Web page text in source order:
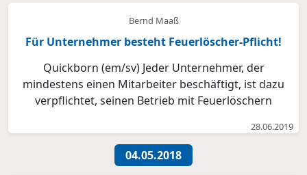
Bernd Maaß
Für Unternehmer besteht Feuerlöscher-Pflicht!
Quickborn (em/sv) Jeder Unternehmer, der
mindestens einen Mitarbeiter beschäftigt, ist dazu
verpflichtet, seinen Betrieb mit Feuerlöschern
jedoch alle zwei Jahre sachkundig prüfen zu lassen.
Dies gilt unabhängig davon, ob es sich um ein
Produktionsunterne...
28.06.2019
04.05.2018